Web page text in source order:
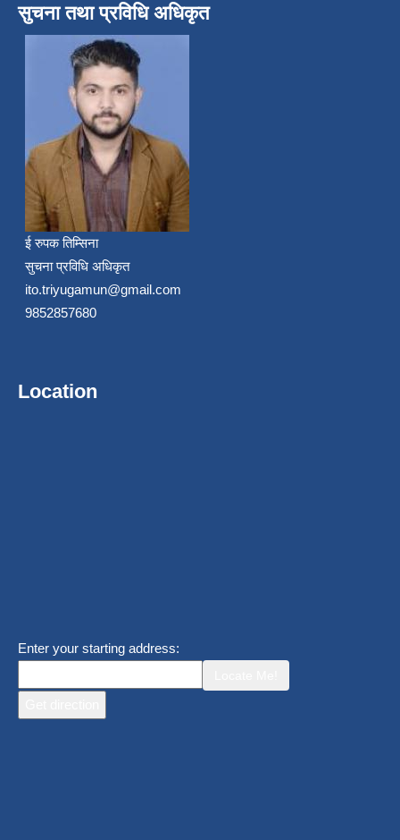
सुचना तथा प्रविधि अधिकृत
ई रुपक तिम्सिना
सुचना प्रविधि अधिकृत
ito.triyugamun@gmail.com
9852857680
Location
Enter your starting address: